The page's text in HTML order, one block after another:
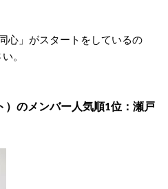
心」がスタートをしているの
。
のメンバー人気順1位：瀬戸